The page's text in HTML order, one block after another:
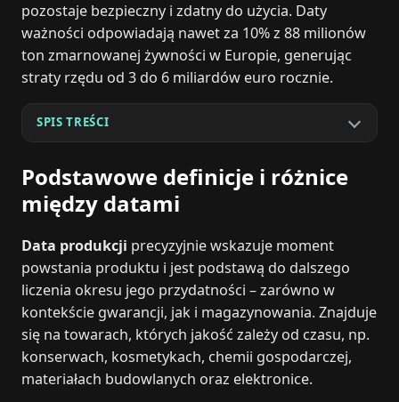
pozostaje bezpieczny i zdatny do użycia. Daty
ważności odpowiadają nawet za 10% z 88 milionów
ton zmarnowanej żywności w Europie, generując
straty rzędu od 3 do 6 miliardów euro rocznie.
SPIS TREŚCI
Podstawowe definicje i różnice
między datami
Data produkcji precyzyjnie wskazuje moment
powstania produktu i jest podstawą do dalszego
liczenia okresu jego przydatności – zarówno w
kontekście gwarancji, jak i magazynowania. Znajduje
się na towarach, których jakość zależy od czasu, np.
konserwach, kosmetykach, chemii gospodarczej,
materiałach budowlanych oraz elektronice.